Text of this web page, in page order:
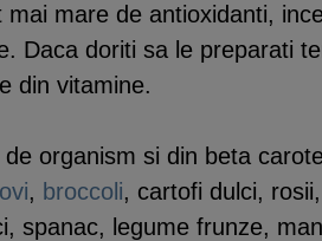
mare de antioxidanti,
Daca doriti sa le preparati
din vitamine.
organism si din beta
, broccoli, cartofi dulci,
spanac, legume frunze,